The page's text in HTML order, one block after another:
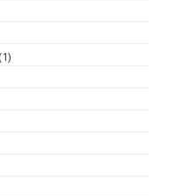
(1)